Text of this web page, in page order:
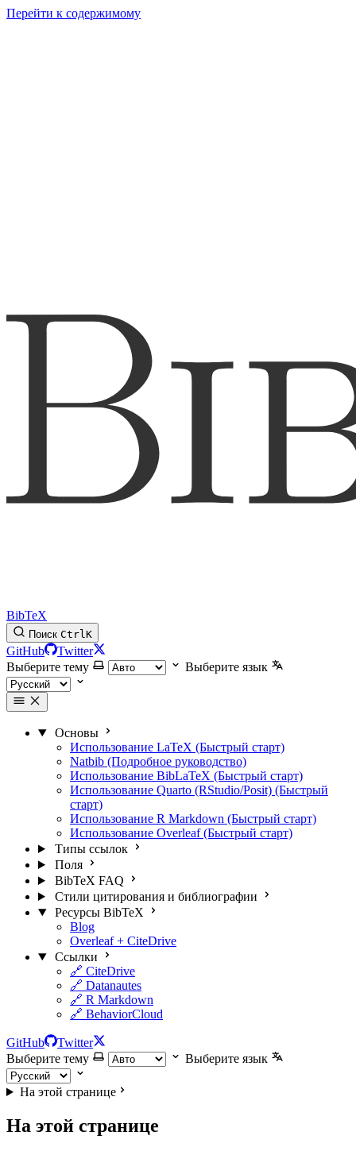
Перейти к содержимому
BibTeX
Поиск CtrlK
GitHub
Twitter
Выберите тему
Выберите язык
Основы
Использование LaTeX (Быстрый старт)
Natbib (Подробное руководство)
Использование BibLaTeX (Быстрый старт)
Использование Quarto (RStudio/Posit) (Быстрый
старт)
Использование R Markdown (Быстрый старт)
Использование Overleaf (Быстрый старт)
Типы ссылок
Поля
BibTeX FAQ
Стили цитирования и библиографии
Ресурсы BibTeX
Blog
Overleaf + CiteDrive
Ссылки
🔗 CiteDrive
🔗 Datanautes
🔗 R Markdown
🔗 BehaviorCloud
GitHub
Twitter
Выберите тему
Выберите язык
На этой странице
На этой странице